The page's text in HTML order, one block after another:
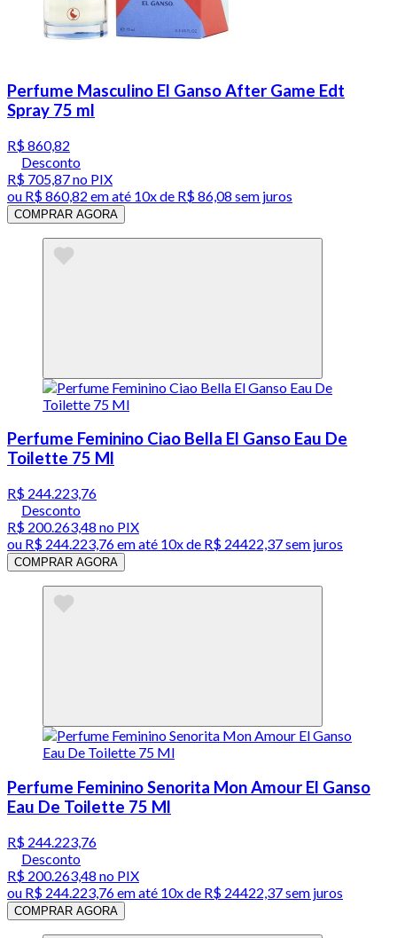
Perfume Masculino El Ganso After Game Edt
Spray 75 ml
R$ 860,82
Desconto
R$ 705,87no PIX
ou R$ 860,82 em até 10x de R$ 86,08 sem juros
COMPRAR AGORA
Perfume Feminino Ciao Bella El Ganso Eau De
Toilette 75 Ml
R$ 244.223,76
Desconto
R$ 200.263,48 no PIX
ou R$ 244.223,76em até 10x de R$ 24422,37 sem juros
COMPRAR AGORA
Perfume Feminino Senorita Mon Amour El Ganso
Eau De Toilette 75 Ml
R$ 244.223,76
Desconto
R$ 200.263,48 no PIX
ou R$ 244.223,76em até 10x de R$ 24422,37 sem juros
COMPRAR AGORA